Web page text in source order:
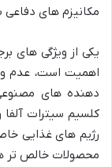
مکانیزم های
یکی از ویژگی های
اهمیت است، عدم
دهنده های
کلسیم سیترات آلفا
رژیم های غذایی
محصولات خالص تر